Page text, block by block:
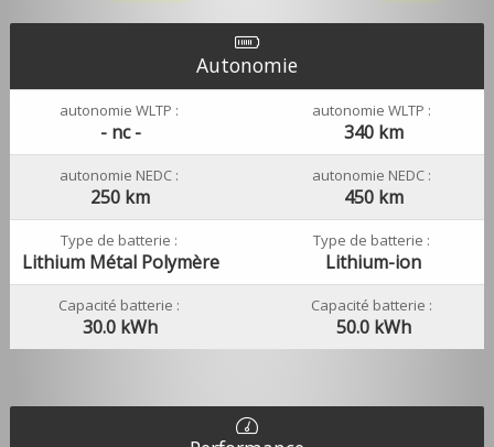
Autonomie
autonomie WLTP :
- nc -
autonomie WLTP :
340 km
autonomie NEDC :
250 km
autonomie NEDC :
450 km
Type de batterie :
Lithium Métal Polymère
Type de batterie :
Lithium-ion
Capacité batterie :
30.0 kWh
Capacité batterie :
50.0 kWh